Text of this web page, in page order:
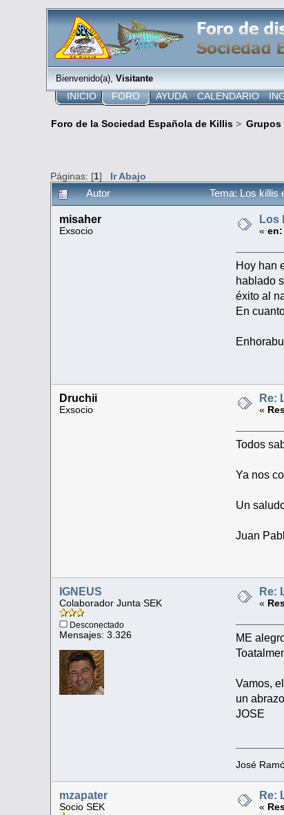
Bienvenido(a), Visitante
INICIO FORO AYUDA CALENDARIO
Foro de la Sociedad Española de Killis> Grupos
Páginas: [1] Ir Abajo
Autor Tema: Los killis
misaher
Exsocio
Los
«en:
Hoy han
hablado
éxito al
En
Druchii
Exsocio
Re:
«
Todos
Ya nos
Un
Juan
IGNEUS
Colaborador Junta SEK
Desconectado
Mensajes: 3.326
Re:
«
ME
Vamos,
un abrazo
JOSE
José
mzapater
Socio SEK
Re:
«